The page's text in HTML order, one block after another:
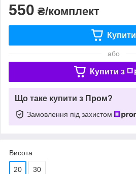
550 ₴/комплект
Купити
або
Купити з
Що таке купити з Пром?
Замовлення під захистом
Висота
20 30